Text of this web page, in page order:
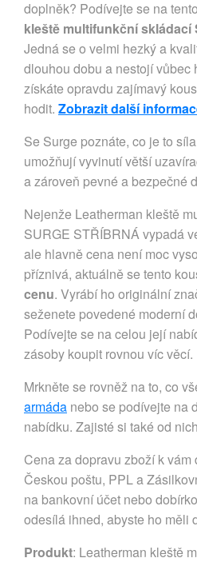
doplněk? Podívejte se na
kleště multifunkční skládací
Jedná se o velmi hezký a
dlouhou dobu a nestojí vůbec
získáte opravdu zajímavý
hodit. Zobrazit další
Se Surge poznáte, co je to
umožňují vyvinutí větší
a zároveň pevné a bezpečné
Nejenže Leatherman kleště
SURGE STŘÍBRNÁ vypadá
ale hlavně cena není moc
příznivá, aktuálně se tento
cenu. Vyrábí ho originální
seženete povedené moderní
Podívejte se na celou její
zásoby koupit rovnou víc věcí.
Mrkněte se rovněž na to, co
armáda nebo se podívejte na
nabídku. Zajisté si také od
Cena za dopravu zboží k
Českou poštu, PPL a
na bankovní účet nebo
odesílá ihned, abyste ho měli
Produkt: Leatherman kleště